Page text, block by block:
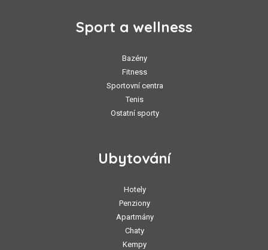
Sport a wellness
Bazény
Fitness
Sportovní centra
Tenis
Ostatní sporty
Ubytování
Hotely
Penziony
Apartmány
Chaty
Kempy